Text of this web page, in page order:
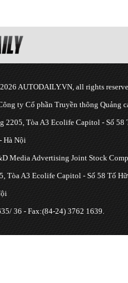
AUTODAILY.VN, all rights
ty Cổ phần Truyền thông Quảng
2205, Tòa A3 Ecolife Capitol - Số 58
Hà Nội
Media Advertising Joint Stock
Tòa A3 Ecolife Capitol - Số 58 Tố
36 - Fax:(84-24) 3762 1639.